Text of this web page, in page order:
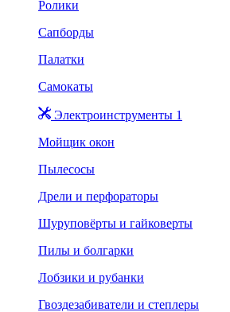
Ролики
Сапборды
Палатки
Самокаты
Электроинструменты 1
Мойщик окон
Пылесосы
Дрели и перфораторы
Шуруповёрты и гайковерты
Пилы и болгарки
Лобзики и рубанки
Гвоздезабиватели и степлеры